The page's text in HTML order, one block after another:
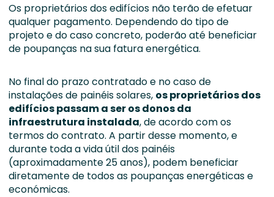
Os proprietários dos edifícios não terão de efetuar
qualquer pagamento. Dependendo do tipo de
projeto e do caso concreto, poderão até beneficiar
de poupanças na sua fatura energética.
No final do prazo contratado e no caso de
instalações de painéis solares, os proprietários dos
edifícios passam a ser os donos da
infraestrutura instalada, de acordo com os
termos do contrato. A partir desse momento, e
durante toda a vida útil dos painéis
(aproximadamente 25 anos), podem beneficiar
diretamente de todos as poupanças energéticas e
económicas.